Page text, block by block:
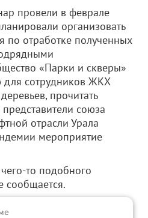
провели в феврале
организовать
по отработке полученных
«Парки и скверы»
для сотрудников ЖКХ
прочитать
союза
отрасли Урала
мероприятие
то подобного
сообщается.